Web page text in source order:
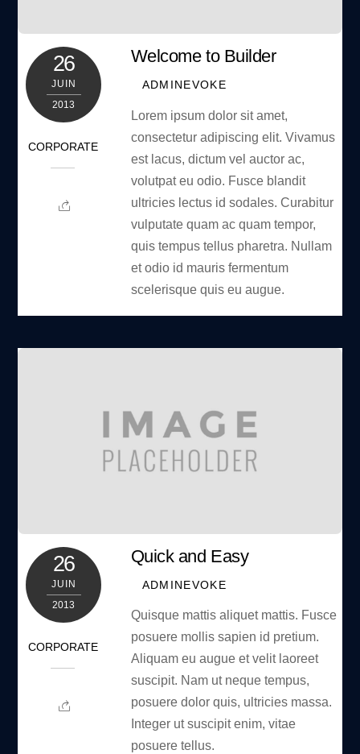
26
JUIN
2013
CORPORATE
Welcome to Builder
ADMINEVOKE
Lorem ipsum dolor sit amet,
consectetur adipiscing elit. Vivamus
est lacus, dictum vel auctor ac,
volutpat eu odio. Fusce blandit
ultricies lectus id sodales. Curabitur
vulputate quam ac quam tempor,
quis tempus tellus pharetra. Nullam
et odio id mauris fermentum
scelerisque quis eu augue.
26
JUIN
2013
CORPORATE
Quick and Easy
ADMINEVOKE
Quisque mattis aliquet mattis. Fusce
posuere mollis sapien id pretium.
Aliquam eu augue et velit laoreet
suscipit. Nam ut neque tempus,
posuere dolor quis, ultricies massa.
Integer ut suscipit enim, vitae
posuere tellus.